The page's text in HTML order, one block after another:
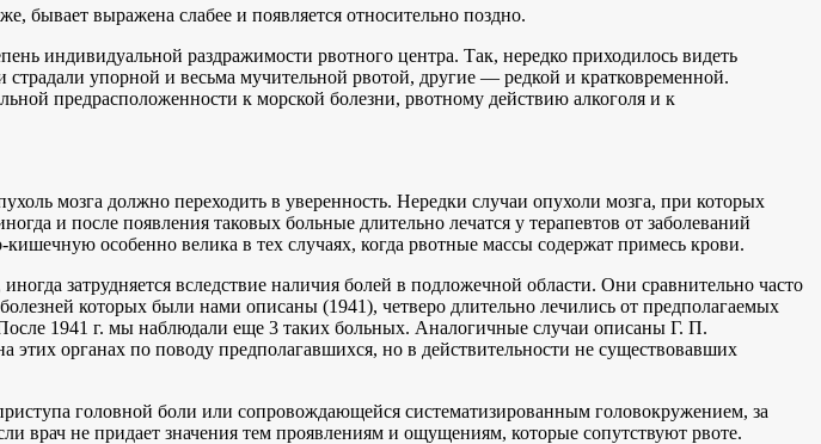
бывает выражена слабее и появляется относительно поздно.
индивидуальной раздражимости рвотного центра. Так, нередко приходилось видеть
упорной и весьма мучительной рвотой, другие — редкой и кратковременной.
предрасположенности к морской болезни, рвотному действию алкоголя и к
мозга должно переходить в уверенность. Нередки случаи опухоли мозга, при которых
и после появления таковых больные длительно лечатся у терапевтов от заболеваний
особенно велика в тех случаях, когда рвотные массы содержат примесь крови.
затрудняется вследствие наличия болей в подложечной области. Они сравнительно часто
которых были нами описаны (1941), четверо длительно лечились от предполагаемых
1941 г. мы наблюдали еще 3 таких больных. Аналогичные случаи описаны Г. П.
органах по поводу предполагавшихся, но в действительности не существовавших
головной боли или сопровождающейся систематизированным головокружением, за
врач не придает значения тем проявлениям и ощущениям, которые сопутствуют рвоте.